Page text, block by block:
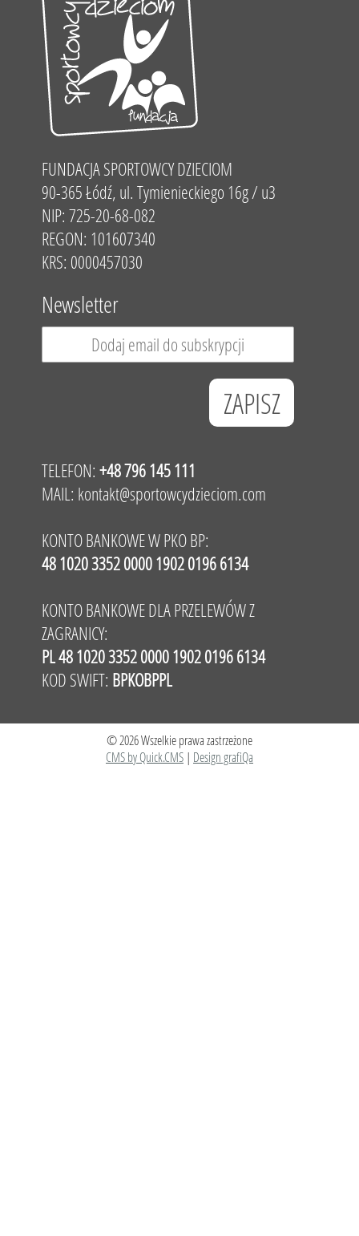
FUNDACJA SPORTOWCY DZIECIOM
90-365 Łódź, ul. Tymienieckiego 16g / u3
NIP: 725-20-68-082
REGON: 101607340
KRS: 0000457030
Newsletter
TELEFON: +48 796 145 111
MAIL: kontakt@sportowcydzieciom.com
KONTO BANKOWE W PKO BP:
48 1020 3352 0000 1902 0196 6134
KONTO BANKOWE DLA PRZELEWÓW Z
ZAGRANICY:
PL 48 1020 3352 0000 1902 0196 6134
KOD SWIFT: BPKOBPPL
© 2026 Wszelkie prawa zastrzeżone
CMS by Quick.CMS | Design grafiQa